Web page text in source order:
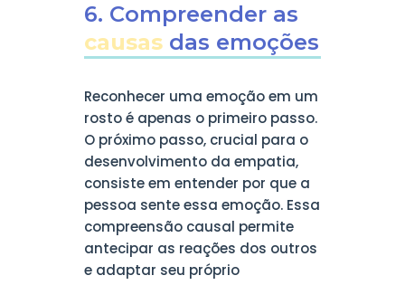
6. Compreender as
causasdas emoções
Reconhecer uma emoção em um
rosto é apenas o primeiro passo.
O próximo passo, crucial para o
desenvolvimento da empatia,
consiste em entender por que a
pessoa sente essa emoção. Essa
compreensão causal permite
antecipar as reações dos outros
e adaptar seu próprio